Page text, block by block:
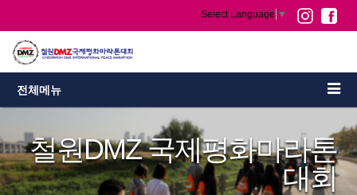
Select Language ▼
전체메뉴
철원DMZ 국제평화마라톤
대회